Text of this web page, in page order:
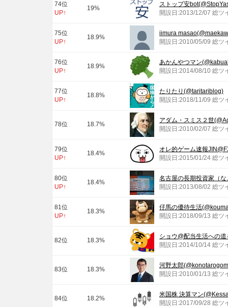
74位
UP↑
19%
ストップ安
開設日:2013/12/07 総ツ
75位
UP↑
18.9%
iimura
開設日:2010/05/09 総ツ
76位
UP↑
18.9%
あかんやつマン
開設日:2014/08/10 総ツ
77位
UP↑
18.8%
たりたり(@taritariblog)
開設日:2018/11/09 総ツ
78位 18.7%
アダム・スミス２世
開設日:2010/02/07 総ツ
79位
UP↑
18.4%
オレ的ゲーム速報
開設日:2015/01/24 総ツ
80位
UP↑
18.4%
名古屋の長期投資家（
開設日:2013/08/02 総ツ
81位
UP↑
18.3%
仔馬の優待生活
開設日:2018/09/13 総ツ
82位 18.3%
ショウ@配当生活への
開設日:2014/10/14 総ツ
83位 18.3%
河野太郎
開設日:2010/01/13 総ツ
84位 18.2%
米国株 決算マン
開設日:2017/09/28 総ツ